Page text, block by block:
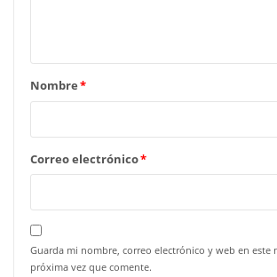
Nombre*
Correo electrónico*
Guarda mi nombre, correo electrónico y web en este
próxima vez que comente.